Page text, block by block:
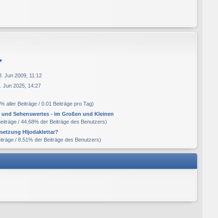
Jun 2009, 11:12
Jun 2025, 14:27
aller Beiträge / 0.01 Beiträge pro Tag)
und Sehenswertes - im Großen und Kleinen
/ 44.68% der Beiträge des Benutzers)
Hljodaklettar?
/ 8.51% der Beiträge des Benutzers)